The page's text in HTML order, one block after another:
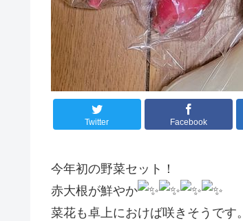
Twitter Facebook
今年初の野菜セット！
赤大根が鮮やか
菜花も卓上におけば咲きそうです。